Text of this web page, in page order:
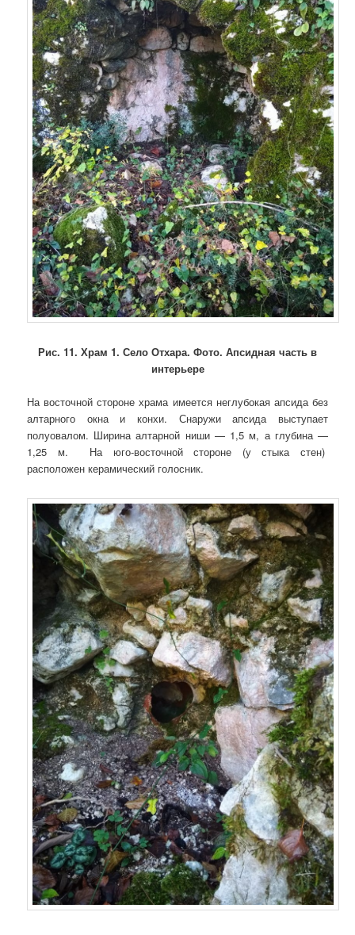
Рис. 11. Храм 1. Село Отхара. Фото. Апсидная часть в
интерьере
На восточной стороне храма имеется неглубокая апсида без
алтарного окна и конхи. Снаружи апсида выступает
полуовалом. Ширина алтарной ниши — 1,5 м, а глубина —
1,25 м. На юго-восточной стороне (у стыка стен)
расположен керамический голосник.